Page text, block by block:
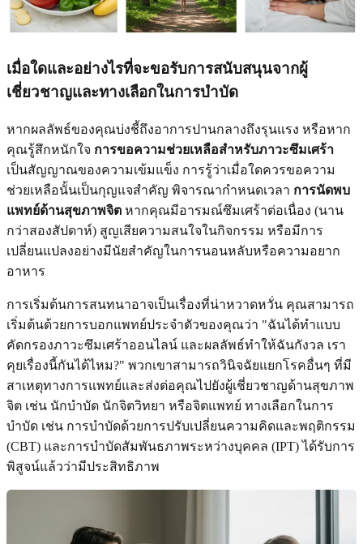
เมื่อใดและอย่างไรที่จะขอรับการสนับสนุนจากผู้
เชี่ยวชาญและทางเลือกในการบำบัด
หากผลลัพธ์ของคุณบ่งชี้ถึงอาการปานกลางถึงรุนแรง หรือหาก
คุณรู้สึกหนักใจ การขอความช่วยเหลือสำหรับภาวะซึมเศร้า
เป็นสัญญาณของความเข้มแข็ง การรู้ว่าเมื่อใดควรขอความ
ช่วยเหลือนั้นเป็นกุญแจสำคัญ พิจารณากำหนดเวลา การนัดพบ
แพทย์ด้านสุขภาพจิต หากคุณมีอารมณ์ซึมเศร้าต่อเนื่อง (นาน
กว่าสองสัปดาห์) สูญเสียความสนใจในกิจกรรม หรือมีการ
เปลี่ยนแปลงอย่างมีนัยสำคัญในการนอนหลับหรือความอยาก
อาหาร
การเริ่มต้นการสนทนาอาจเป็นเรื่องที่น่าหวาดหวั่น คุณสามารถ
เริ่มต้นด้วยการบอกแพทย์ประจำตัวของคุณว่า "ฉันได้ทำแบบ
คัดกรองภาวะซึมเศร้าออนไลน์ และผลลัพธ์ทำให้ฉันกังวล เรา
คุยเรื่องนี้กันได้ไหม?" พวกเขาสามารถวินิจฉัยแยกโรคอื่นๆ ที่มี
สาเหตุทางการแพทย์และส่งต่อคุณไปยังผู้เชี่ยวชาญด้านสุขภาพ
จิต เช่น นักบำบัด นักจิตวิทยา หรือจิตแพทย์ ทางเลือกในการ
บำบัด เช่น การบำบัดด้วยการปรับเปลี่ยนความคิดและพฤติกรรม
(CBT) และการบำบัดสัมพันธภาพระหว่างบุคคล (IPT) ได้รับการ
พิสูจน์แล้วว่ามีประสิทธิภาพ